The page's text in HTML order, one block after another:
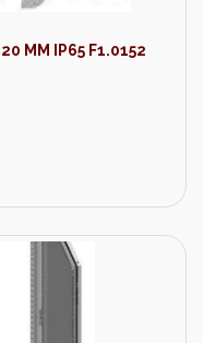
MM IP65 F1.0152